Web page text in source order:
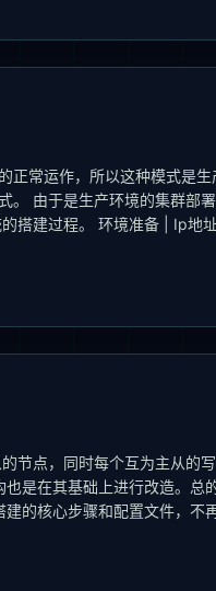
常运作，所以这种模式是生
。 由于是生产环境的集群部
搭建过程。 环境准备 | Ip地
节点，同时每个互为主从的
是在其基础上进行改造。总
的核心步骤和配置文件，不